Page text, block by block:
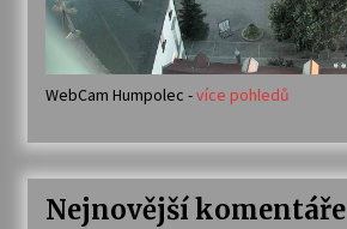
WebCam Humpolec -více pohledů
Nejnovější komentáře